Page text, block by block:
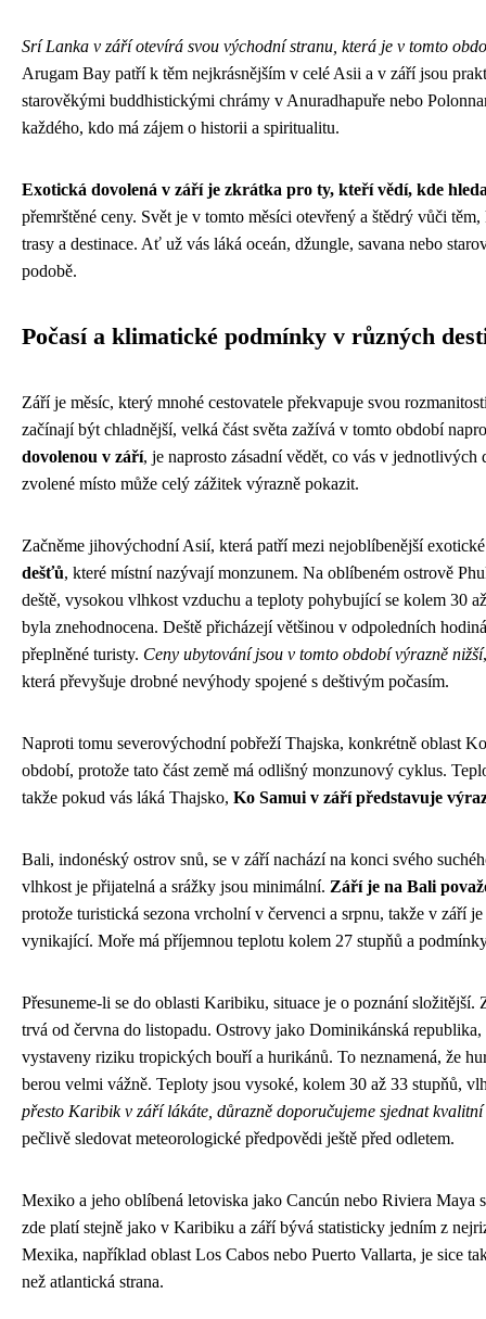
Srí Lanka v září otevírá svou východní stranu, která je v tomto
Arugam Bay patří k těm nejkrásnějším v celé Asii a v září jsou
starověkými buddhistickými chrámy v Anuradhapuře nebo
každého, kdo má zájem o historii a spiritualitu.
Exotická dovolená v září je zkrátka pro ty, kteří vědí, kde
přemrštěné ceny. Svět je v tomto měsíci otevřený a štědrý vůči
trasy a destinace. Ať už vás láká oceán, džungle, savana nebo
podobě.
Počasí a klimatické podmínky v různých
Září je měsíc, který mnohé cestovatele překvapuje svou
začínají být chladnější, velká část světa zažívá v tomto období
dovolenou v září, je naprosto zásadní vědět, co vás v jednotlivých
zvolené místo může celý zážitek výrazně pokazit.
Začněme jihovýchodní Asií, která patří mezi nejoblíbenější
dešťů, které místní nazývají monzunem. Na oblíbeném ostrově
deště, vysokou vlhkost vzduchu a teploty pohybující se kolem 30
byla znehodnocena. Deště přicházejí většinou v odpoledních
přeplněné turisty. Ceny ubytování jsou v tomto období výrazně nižší
která převyšuje drobné nevýhody spojené s deštivým počasím.
Naproti tomu severovýchodní pobřeží Thajska, konkrétně oblast
období, protože tato část země má odlišný monzunový cyklus.
takže pokud vás láká Thajsko, Ko Samui v září představuje
Bali, indonéský ostrov snů, se v září nachází na konci svého
vlhkost je přijatelná a srážky jsou minimální. Září je na Bali
protože turistická sezona vrcholní v červenci a srpnu, takže v září
vynikající. Moře má příjemnou teplotu kolem 27 stupňů a
Přesuneme-li se do oblasti Karibiku, situace je o poznání složitější.
trvá od června do listopadu. Ostrovy jako Dominikánská
vystaveny riziku tropických bouří a hurikánů. To neznamená, že
berou velmi vážně. Teploty jsou vysoké, kolem 30 až 33 stupňů,
přesto Karibik v září lákáte, důrazně doporučujeme sjednat
pečlivě sledovat meteorologické předpovědi ještě před odletem.
Mexiko a jeho oblíbená letoviska jako Cancún nebo Riviera Maya
zde platí stejně jako v Karibiku a září bývá statisticky jedním z
Mexika, například oblast Los Cabos nebo Puerto Vallarta, je sice
než atlantická strana.